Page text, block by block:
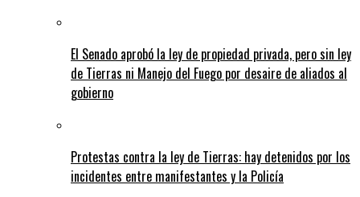
El Senado aprobó la ley de propiedad privada, pero sin ley
de Tierras ni Manejo del Fuego por desaire de aliados al
gobierno
Protestas contra la ley de Tierras: hay detenidos por los
incidentes entre manifestantes y la Policía